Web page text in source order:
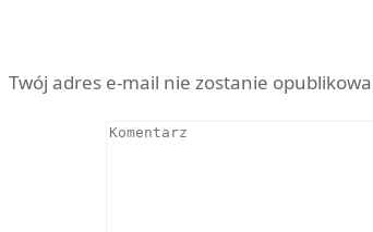
Twój adres e-mail nie zostanie